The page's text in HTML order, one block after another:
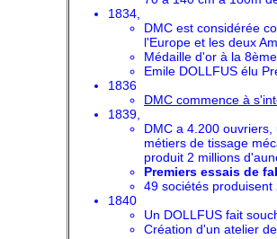
1834,
DMC est considérée
l'Europe et les deux
Médaille d'or à la
Emile DOLLFUS élu
1836
DMC commence à
1839,
DMC a 4.200
métiers de tissage
produit 2 millions
Premiers essais de
49 sociétés
1840
Un DOLLFUS fait
Création d'un atelier